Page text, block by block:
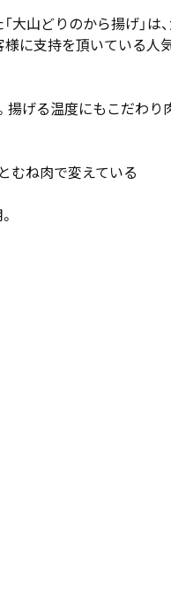
山どりのから揚げ」
に支持を頂いている人
げる温度にもこだわ
むね肉で変えている